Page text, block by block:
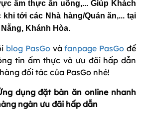
ẩm thực ăn uống,... Giúp Khách
tới các Nhà hàng/Quán ăn,... tại
Khánh Hòa.
blog PasGovàfanpage PasGo để
tin ẩm thực và ưu đãi hấp dẫn
đối tác của PasGo nhé!
dụng đặt bàn ăn online nhanh
ngàn ưu đãi hấp dẫn